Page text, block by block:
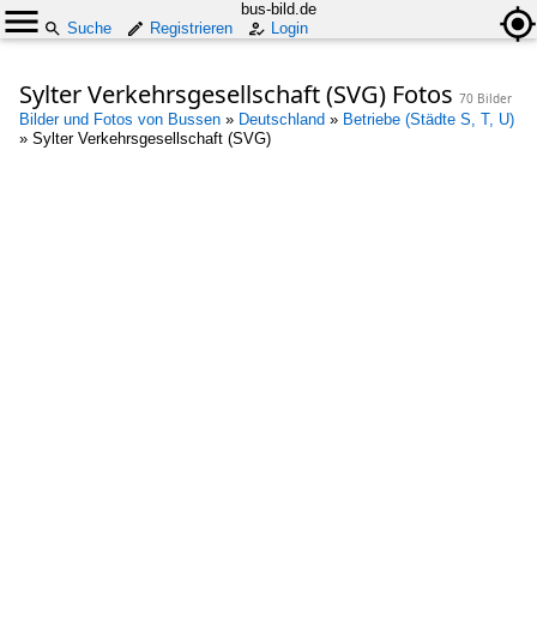
bus-bild.de
Suche
Registrieren Login
Sylter Verkehrsgesellschaft (SVG) Fotos 70 Bilder
Bilder und Fotos von Bussen » Deutschland » Betriebe (Städte S, T, U)
» Sylter Verkehrsgesellschaft (SVG)